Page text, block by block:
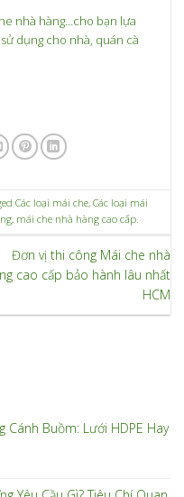
Cánh Buồm: Lưới HDPE Hay
nhà hàng…cho bạn lựa
dụng cho nhà, quán cà
Các loại mái che, Các loại mái
, mái che nhà hàng cao cấp.
Đơn vị thi công Mái che nhà
cao cấp bảo hành lâu nhất
HCM